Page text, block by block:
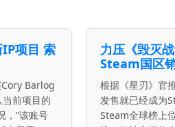
项目 索
Barlog
前项目的
，”该账号
力压《毁灭
Steam国区
根据《星刃》官
发售就已经成为
Steam全球榜上